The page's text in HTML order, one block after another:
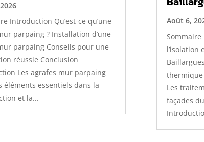
Introduction Qu’est-ce qu’une
parpaing ? Installation d’une
parpaing Conseils pour une
réussie Conclusion
Les agrafes mur parpaing
éléments essentiels dans la
et la...
Août 6,
Sommaire
l’isolation
thermique
Les
façades